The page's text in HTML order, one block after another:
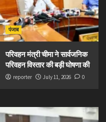
पंजाब
परिवहन मंत्री चीमा ने सार्वजनिक
परिवहन विस्तार की बड़ी घोषणा की
reporter July 11, 2026 0